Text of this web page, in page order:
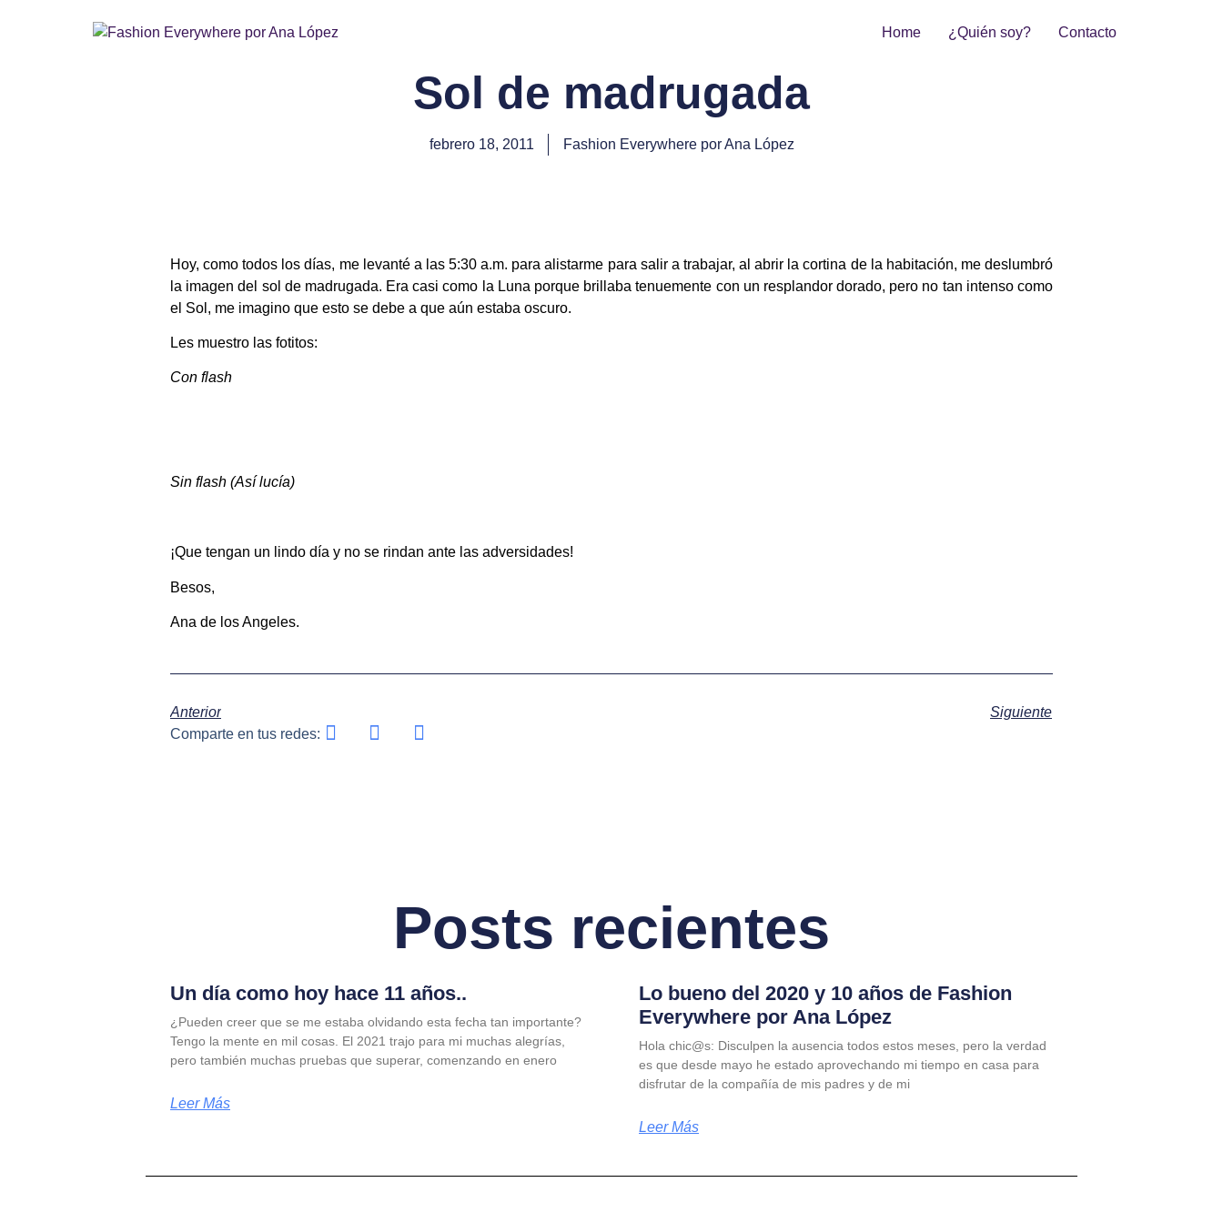
Home ¿Quién soy? Contacto
Sol de madrugada
febrero 18, 2011 Fashion Everywhere por Ana López
Hoy, como todos los días, me levanté a las 5:30 a.m. para alistarme para salir a trabajar, al abrir la cortina de la habitación, me deslumbró
la imagen del sol de madrugada. Era casi como la Luna porque brillaba tenuemente con un resplandor dorado, pero no tan intenso como
el Sol, me imagino que esto se debe a que aún estaba oscuro.
Les muestro las fotitos:
Con flash
Sin flash (Así lucía)
¡Que tengan un lindo día y no se rindan ante las adversidades!
Besos,
Ana de los Angeles.
Anterior
Siguiente
Comparte en tus redes:
Posts recientes
Un día como hoy hace 11 años..
¿Pueden creer que se me estaba olvidando esta fecha tan importante?
Tengo la mente en mil cosas. El 2021 trajo para mi muchas alegrías,
pero también muchas pruebas que superar, comenzando en enero
Leer Más
Lo bueno del 2020 y 10 años de Fashion
Everywhere por Ana López
Hola chic@s: Disculpen la ausencia todos estos meses, pero la verdad
es que desde mayo he estado aprovechando mi tiempo en casa para
disfrutar de la compañía de mis padres y de mi
Leer Más